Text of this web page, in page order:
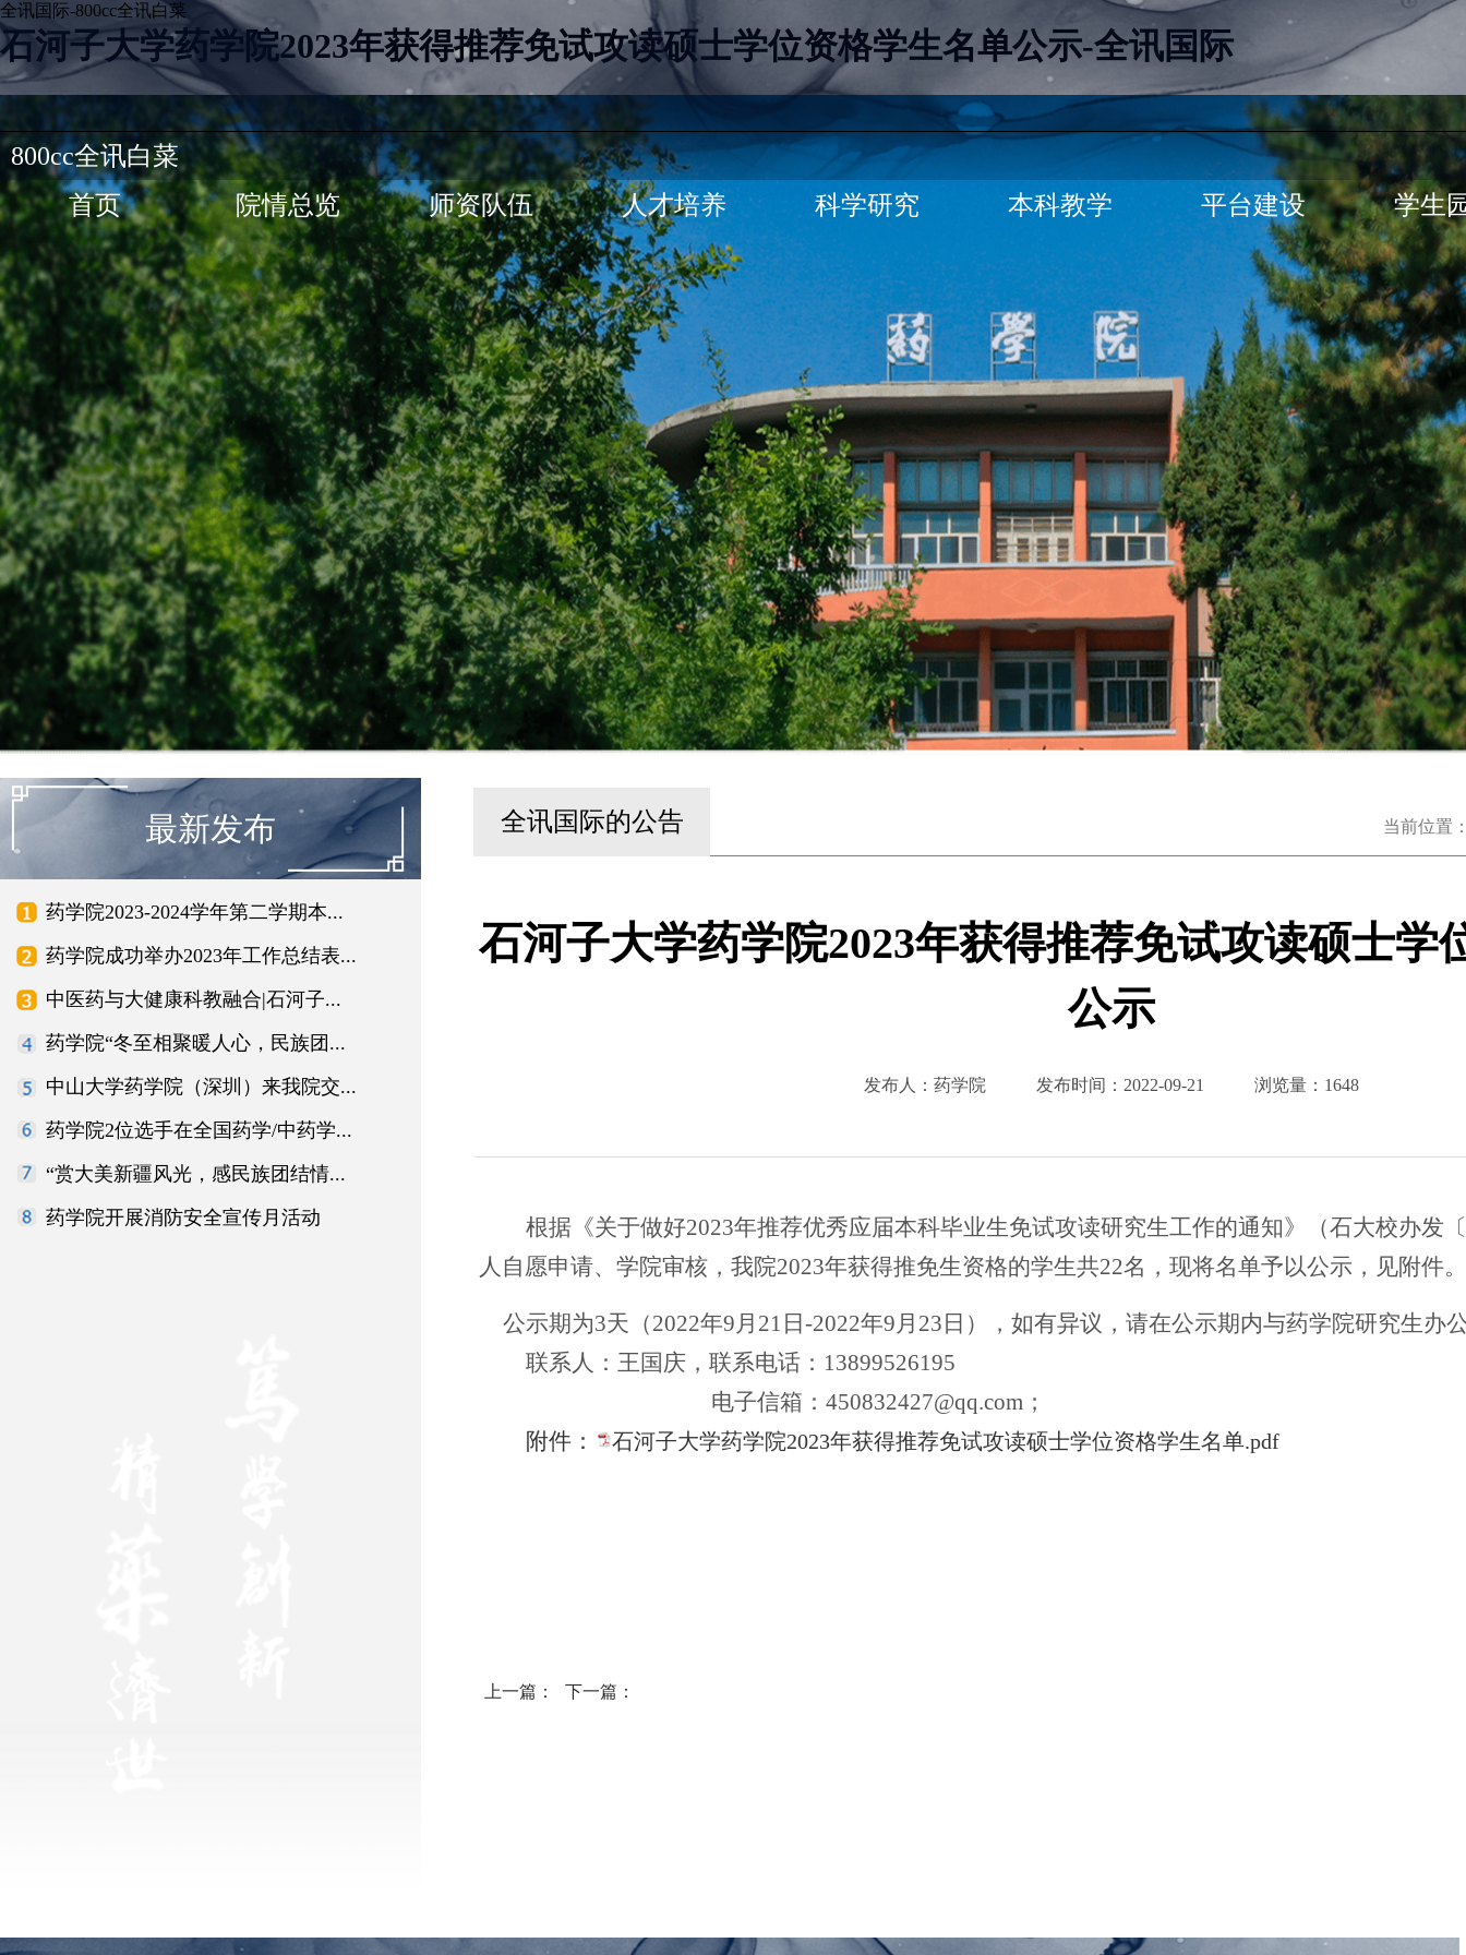
石河子大学药学院2023年获得推荐免试攻读硕士学位资格学生名单公示-全讯国际
全讯国际-800cc全讯白菜
800cc全讯白菜
首页
院情总览 师资队伍 人才培养 科学研究 本科教学 平台建设 学生
最新发布
药学院2023-2024学年第二学期本...
药学院成功举办2023年工作总结表...
中医药与大健康科教融合|石河子...
药学院“冬至相聚暖人心，民族团...
中山大学药学院（深圳）来我院交...
药学院2位选手在全国药学/中药学...
“赏大美新疆风光，感民族团结情...
药学院开展消防安全宣传月活动
全讯国际的公告 当前位置
石河子大学药学院2023年获得推荐免试攻读硕士学
公示
发布人： 药学院 发布时间： 2022-09-21 浏览量： 1648
根据 《关于做好2023年推荐优秀应届本科毕业生免试攻读研究生工作的通知》（石大校办发
人自愿申请、学院审核，我院2023年获得推免生资格的学生共22名，现将名单予以公示，见附件。
公示期为3天（2022年9月21日-2022年9月23日），如有异议，请在公示期内与药学院研究生办
联系人：王国庆，联系电话：13899526195
电子信箱： 450832427@qq.com ；
附件：
石河子大学药学院2023年获得推荐免试攻读硕士学位资格学生名单.pdf
上一篇： 下一篇：